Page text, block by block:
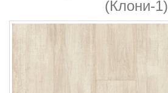
(Клони-1)